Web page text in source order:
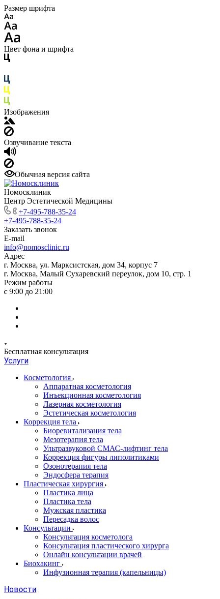
Размер шрифта
Цвет фона и шрифта
Изображения
Озвучивание текста
Обычная версия сайта
Номосклиник
Центр Эстетической Медицины
+7-495-788-35-24
+7-495-788-35-24
Заказать звонок
E-mail
info@nomosclinic.ru
Адрес
г. Москва, ул. Марксистская, дом 34, корпус 7
г. Москва, Малый Сухаревский переулок, дом 10, стр. 1
Режим работы
с 9:00 до 21:00
Бесплатная консультация
Услуги
Косметология
Аппаратная косметология
Инъекционная косметология
Лазерная косметология
Эстетическая косметология
Коррекция тела
Биоревитализация тела
Мезотерапия тела
Ультразвуковой СМАС-лифтинг тела
Коррекция фигуры липолитиками
Озонотерапия тела
Эндосфера терапия
Пластическая хирургия
Пластика лица
Пластика тела
Мужская пластика
Пересадка волос
Консультации
Консультация косметолога
Консультация пластического хирурга
Онлайн консультации врачей
Биохакинг
Инфузионная терапия (капельницы)
Новости